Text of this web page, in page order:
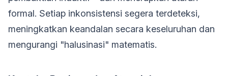
formal. Setiap inkonsistensi segera terdeteksi,
meningkatkan keandalan secara keseluruhan dan
mengurangi "halusinasi" matematis.